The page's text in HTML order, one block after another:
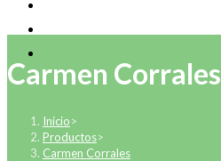
Carmen Corrales
Inicio>
Productos>
Carmen Corrales